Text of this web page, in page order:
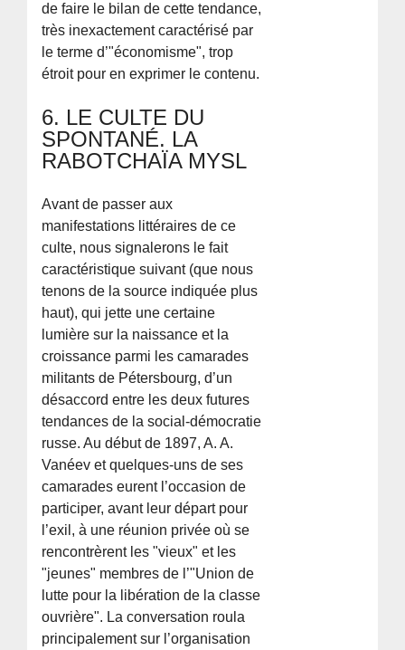
de faire le bilan de cette tendance,
très inexactement caractérisé par
le terme d’"économisme", trop
étroit pour en exprimer le contenu.
6. LE CULTE DU
SPONTANÉ. LA
RABOTCHAÏA MYSL
Avant de passer aux
manifestations littéraires de ce
culte, nous signalerons le fait
caractéristique suivant (que nous
tenons de la source indiquée plus
haut), qui jette une certaine
lumière sur la naissance et la
croissance parmi les camarades
militants de Pétersbourg, d’un
désaccord entre les deux futures
tendances de la social-démocratie
russe. Au début de 1897, A. A.
Vanéev et quelques-uns de ses
camarades eurent l’occasion de
participer, avant leur départ pour
l’exil, à une réunion privée où se
rencontrèrent les "vieux" et les
"jeunes" membres de l’"Union de
lutte pour la libération de la classe
ouvrière". La conversation roula
principalement sur l’organisation